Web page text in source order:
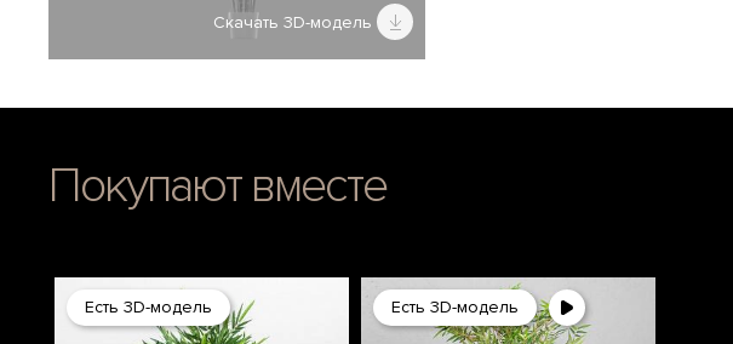
Скачать 3D-модель
Покупают вместе
Есть 3D-модель Есть 3D-модель